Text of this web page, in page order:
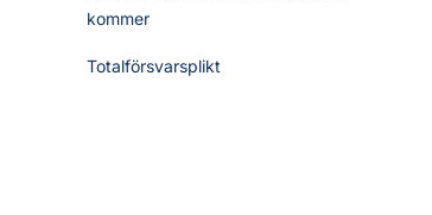
kommer
Totalförsvarsplikt